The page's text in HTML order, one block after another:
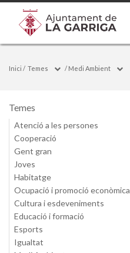
Inici / Temes / Medi Ambient
Temes
Atenció a les persones
Cooperació
Gent gran
Joves
Habitatge
Ocupació i promoció econòmica
Cultura i esdeveniments
Educació i formació
Esports
Igualtat